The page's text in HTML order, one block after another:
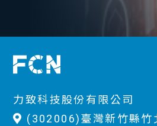
力致科技股份有限公司
(302006)臺灣新竹縣竹